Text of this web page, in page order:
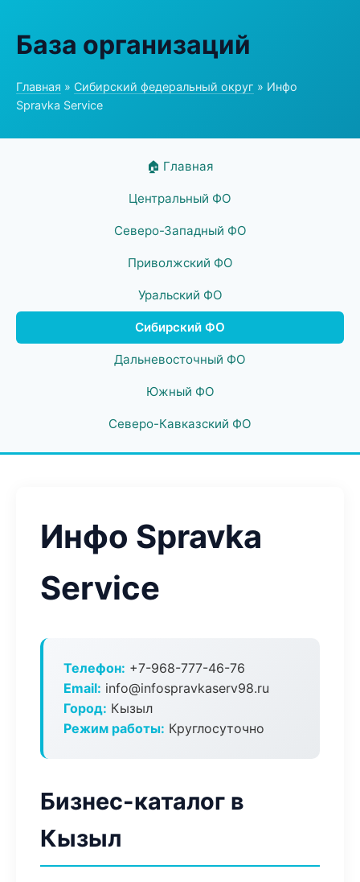
База организаций
Главная » Сибирский федеральный округ » Инфо
Spravka Service
🏠 Главная
Центральный ФО
Северо-Западный ФО
Приволжский ФО
Уральский ФО
Сибирский ФО
Дальневосточный ФО
Южный ФО
Северо-Кавказский ФО
Инфо Spravka
Service
Телефон: +7-968-777-46-76
Email: info@infospravkaserv98.ru
Город: Кызыл
Режим работы: Круглосуточно
Бизнес-каталог в
Кызыл